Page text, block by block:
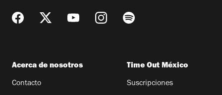
Acerca de nosotros
Contacto
Time Out México
Suscripciones